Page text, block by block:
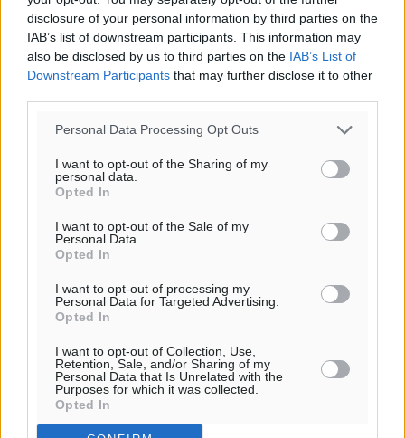
disclosure of your personal information by third parties on the
IAB’s list of downstream participants. This information may
also be disclosed by us to third parties on the IAB’s List of
Downstream Participants that may further disclose it to other
Personal Data Processing Opt Outs
I want to opt-out of the Sharing of my
personal data.
Opted In
I want to opt-out of the Sale of my
Personal Data.
Opted In
I want to opt-out of processing my
Personal Data for Targeted Advertising.
Opted In
I want to opt-out of Collection, Use,
Retention, Sale, and/or Sharing of my
Personal Data that Is Unrelated with the
Purposes for which it was collected.
Opted In
Ροή ειδήσεων
αναχωρούν από Πειραιά, Ραφήνα και Λαύριο
Ειδήσεις• πριν 12 ώρες
Τι αλλάζει το χωροταξικό στις τουριστικές επενδύσεις